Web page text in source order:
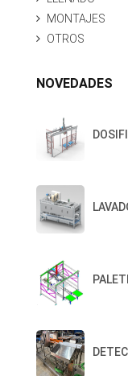
MONTAJES
OTROS
NOVEDADES